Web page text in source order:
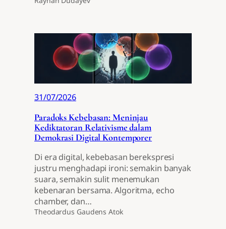
31/07/2026
Paradoks Kebebasan: Meninjau
Kediktatoran Relativisme dalam
Demokrasi Digital Kontemporer
Di era digital, kebebasan berekspresi
justru menghadapi ironi: semakin banyak
suara, semakin sulit menemukan
kebenaran bersama. Algoritma, echo
chamber, dan…
Theodardus Gaudens Atok